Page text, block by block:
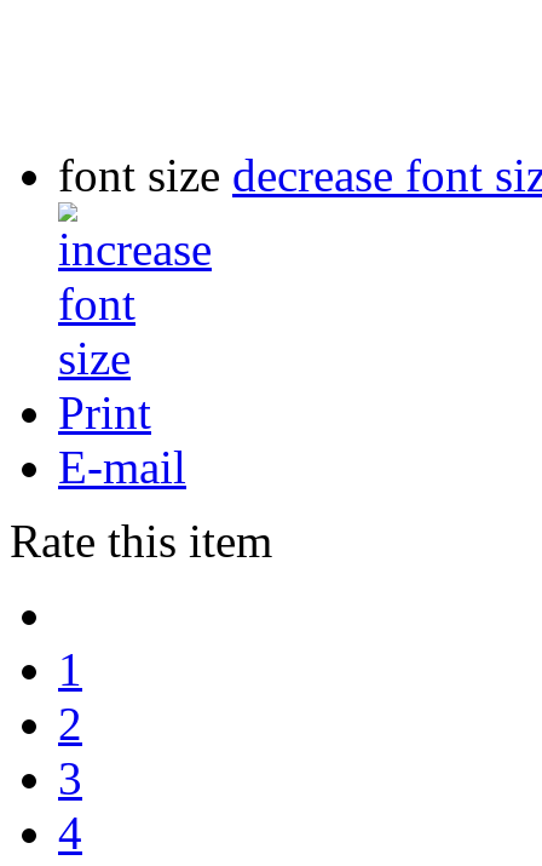
font size decrease font
Print
E-mail
Rate this item
1
2
3
4